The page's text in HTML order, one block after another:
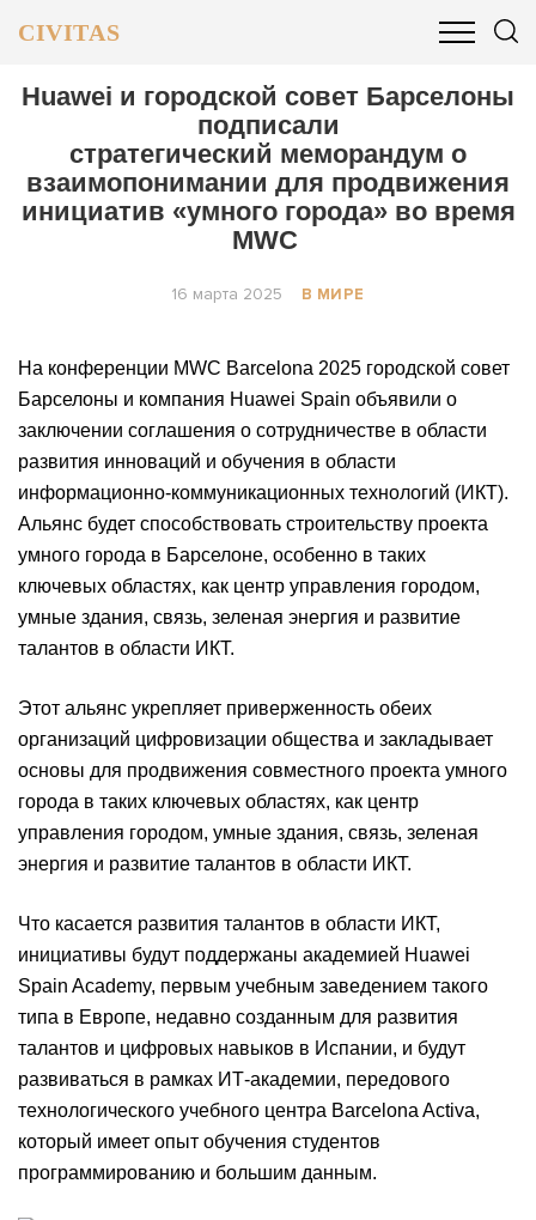
CIVITAS
ОБЩЕСТВО БИЗНЕС И ФИНАНСЫ
Huawei и городской совет Барселоны
подписали
стратегический меморандум о
взаимопонимании для продвижения
инициатив «умного города» во время
MWC
16 марта 2025 В МИРЕ
На конференции MWC Barcelona 2025 городской совет
Барселоны и компания Huawei Spain объявили о
заключении соглашения о сотрудничестве в области
развития инноваций и обучения в области
информационно-коммуникационных технологий (ИКТ).
Альянс будет способствовать строительству проекта
умного города в Барселоне, особенно в таких
ключевых областях, как центр управления городом,
умные здания, связь, зеленая энергия и развитие
талантов в области ИКТ.
Этот альянс укрепляет приверженность обеих
организаций цифровизации общества и закладывает
основы для продвижения совместного проекта умного
города в таких ключевых областях, как центр
управления городом, умные здания, связь, зеленая
энергия и развитие талантов в области ИКТ.
Что касается развития талантов в области ИКТ,
инициативы будут поддержаны академией Huawei
Spain Academy, первым учебным заведением такого
типа в Европе, недавно созданным для развития
талантов и цифровых навыков в Испании, и будут
развиваться в рамках ИТ-академии, передового
технологического учебного центра Barcelona Activa,
который имеет опыт обучения студентов
программированию и большим данным.